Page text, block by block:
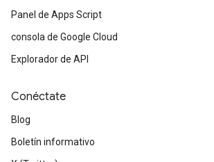
Panel de Apps Script
consola de Google Cloud
Explorador de API
Conéctate
Blog
Boletín informativo